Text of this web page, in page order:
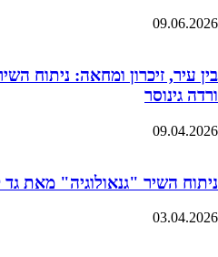
09.06.2026
בין עיר, זיכרון ומחאה: ניתוח
ורדה גינוסר
09.04.2026
ניתוח השיר "גנאולוגיה" מאת גד
03.04.2026